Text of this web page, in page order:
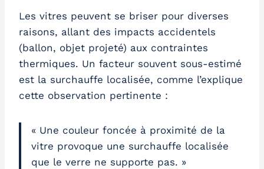
Les vitres peuvent se briser pour diverses
raisons, allant des impacts accidentels
(ballon, objet projeté) aux contraintes
thermiques. Un facteur souvent sous-estimé
est la surchauffe localisée, comme l’explique
cette observation pertinente :
« Une couleur foncée à proximité de la
vitre provoque une surchauffe localisée
que le verre ne supporte pas. »